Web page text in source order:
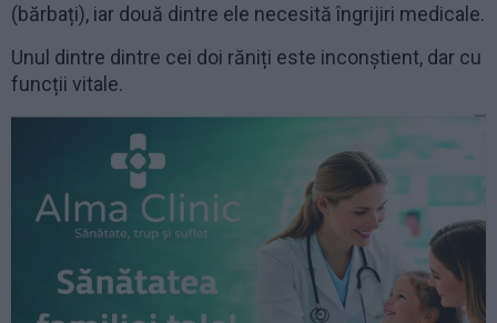
(bărbați), iar două dintre ele necesită îngrijiri medicale.
Unul dintre dintre cei doi răniți este inconștient, dar cu
funcții vitale.